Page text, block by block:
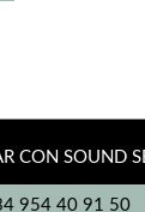
CON SOUND
954 40 91 50